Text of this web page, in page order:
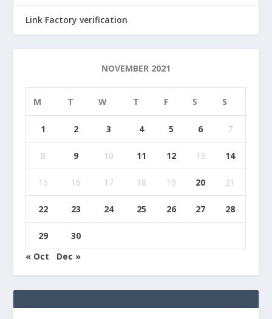
Link Factory verification
NOVEMBER 2021
M T W T F S S
1 2 3 4 5 6 7
8 9 10 11 12 13 14
15 16 17 18 19 20 21
22 23 24 25 26 27 28
29
30
« Oct
Dec »